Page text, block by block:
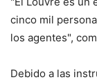
cinco mil
los agentes",
Debido a las